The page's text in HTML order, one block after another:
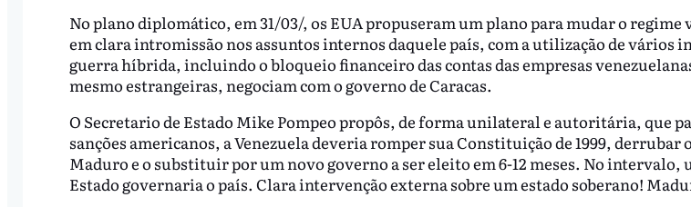
No plano diplomático, em 31/03/, os EUA propuseram um plano para mudar o regime
em clara intromissão nos assuntos internos daquele país, com a utilização de vários
guerra híbrida, incluindo o bloqueio financeiro das contas das empresas
mesmo estrangeiras, negociam com o governo de Caracas.
O Secretario de Estado Mike Pompeo propôs, de forma unilateral e autoritária, que
sanções americanos, a Venezuela deveria romper sua Constituição de 1999, derrubar
Maduro e o substituir por um novo governo a ser eleito em 6-12 meses. No intervalo,
Estado governaria o país. Clara intervenção externa sobre um estado soberano!